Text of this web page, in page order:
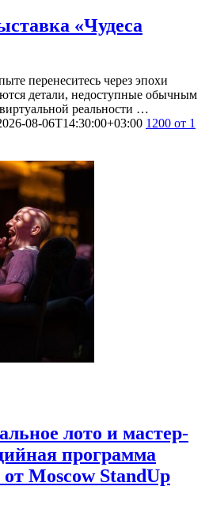
«Чудеса
перенеситесь через эпохи
детали, недоступные обычным
реальности …
08-06T14:30:00+03:00 1200 от 1
лото и мастер-
программа
Moscow StandUp